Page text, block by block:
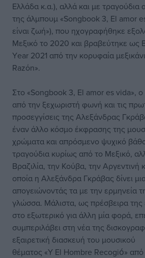
Ελλάδα κ.α.), αλλά και με τραγούδια
της άλμπουμ «Songbook 3, El amor
είναι ζωή»), που ηχογραφήθηκε
Μεξικό το 2020 και βραβεύτηκε ως
Υear 2021 από την κορυφαία
Razόn».
Στο «Songbook 3, El amor es vida»,
από την ξεχωριστή φωνή και τις
προσεγγίσεις της Αλεξάνδρας
έναν άλλο κόσμο έκφρασης της
χρώματα και απρόσμενο ψυχικό
τραγούδια κυρίως από το Μεξικό,
Βραζιλία, την Κούβα, την Αργεντινή
οποία η Αλεξάνδρα Γκράβας δίνει
απογειώνοντάς τα με την ερμηνεία
γλώσσα. Μάλιστα, ως πρέσβειρα της
στο εξωτερικό για άλλη μία φορά,
συμπεριλάβει στη νέα της
εξαιρετική διασκευή του μουσικού
θέματος «Y El Hombre Recogió» από